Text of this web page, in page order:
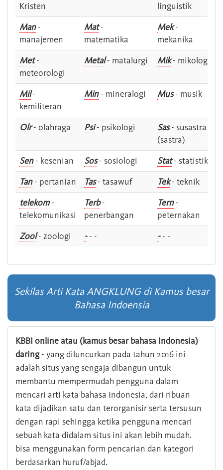
Kristen
linguistik
Man-
manajemen
Mat-
matematika
Mek-
mekanika
Met-
meteorologi
Metal- matalurgi Mik- mikologi
Mil-
kemiliteran
Min- mineralogi Mus- musik
Olr- olahraga Psi- psikologi Sas- susastra -
(sastra)
Sen- kesenian Sos- sosiologi Stat- statistik
Tan- pertanian Tas- tasawuf Tek- teknik
telekom-
telekomunikasi
Terb-
penerbangan
Tern-
peternakan
Zool- zoologi -- - -- -
Sekilas Arti Kata ANGKLUNG di Kamus besar
Bahasa Indoensia
KBBI online atau (kamus besar bahasa Indonesia)
daring- yang diluncurkan pada tahun 2016 ini
adalah situs yang sengaja dibangun untuk
membantu mempermudah pengguna dalam
mencari arti kata bahasa Indonesia, dari ribuan
kata dijadikan satu dan terorganisir serta tersusun
dengan rapi sehingga ketika pengguna mencari
sebuah kata didalam situs ini akan lebih mudah.
bisa menggunakan form pencarian dan kategori
berdasarkan huruf/abjad.